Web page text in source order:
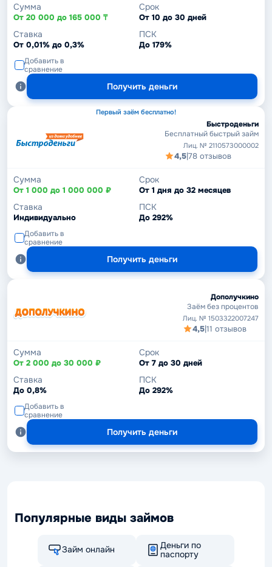
Сумма
От 20 000 до 165 000 ₸
Срок
От 10 до 30 дней
Ставка
От 0,01% до 0,3%
ПСК
До 179%
Добавить в
сравнение
Получить деньги
Первый заём бесплатно!
Быстроденьги
Бесплатный быстрый займ
Лиц. № 2110573000002
4,5|78 отзывов
Сумма
От 1 000 до 1 000 000 ₽
Срок
От 1 дня до 32 месяцев
Ставка
Индивидуально
ПСК
До 292%
Добавить в
сравнение
Получить деньги
Дополучкино
Заём без процентов
Лиц. № 1503322007247
4,5|11 отзывов
Сумма
От 2 000 до 30 000 ₽
Срок
От 7 до 30 дней
Ставка
До 0,8%
ПСК
До 292%
Добавить в
сравнение
Получить деньги
Популярные виды займов
Займ онлайн
Деньги по
паспорту